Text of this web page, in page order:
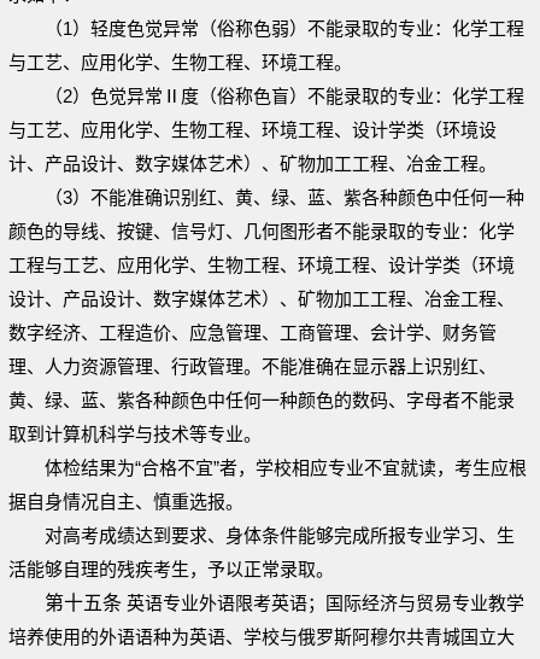
（1）轻度色觉异常（俗称色弱）不能录取的专业：化学工程
与工艺、应用化学、生物工程、环境工程。
（2）色觉异常Ⅱ度（俗称色盲）不能录取的专业：化学工程
与工艺、应用化学、生物工程、环境工程、设计学类（环境设
计、产品设计、数字媒体艺术）、矿物加工工程、冶金工程。
（3）不能准确识别红、黄、绿、蓝、紫各种颜色中任何一种
颜色的导线、按键、信号灯、几何图形者不能录取的专业：化学
工程与工艺、应用化学、生物工程、环境工程、设计学类（环境
设计、产品设计、数字媒体艺术）、矿物加工工程、冶金工程、
数字经济、工程造价、应急管理、工商管理、会计学、财务管
理、人力资源管理、行政管理。不能准确在显示器上识别红、
黄、绿、蓝、紫各种颜色中任何一种颜色的数码、字母者不能录
取到计算机科学与技术等专业。
体检结果为“合格不宜”者，学校相应专业不宜就读，考生应根
据自身情况自主、慎重选报。
对高考成绩达到要求、身体条件能够完成所报专业学习、生
活能够自理的残疾考生，予以正常录取。
第十五条 英语专业外语限考英语；国际经济与贸易专业教学
培养使用的外语语种为英语、学校与俄罗斯阿穆尔共青城国立大